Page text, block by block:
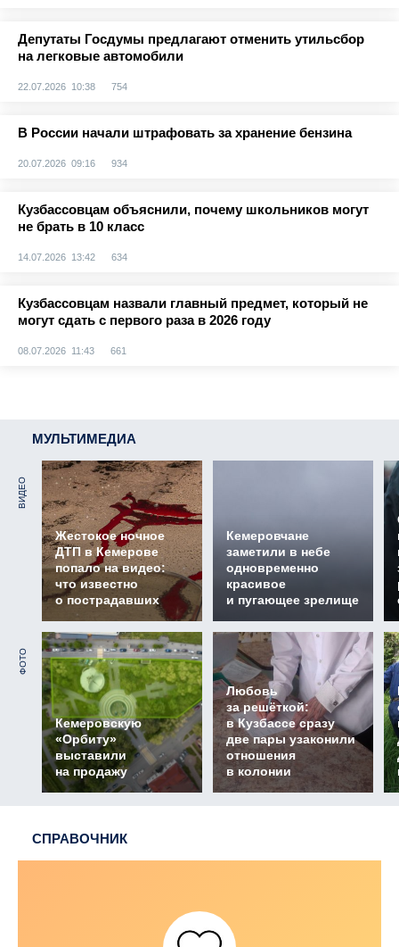
Депутаты Госдумы предлагают отменить утильсбор
на легковые автомобили
22.07.2026 10:38 754
В России начали штрафовать за хранение бензина
20.07.2026 09:16 934
Кузбассовцам объяснили, почему школьников могут
не брать в 10 класс
14.07.2026 13:42 634
Кузбассовцам назвали главный предмет, который не
могут сдать с первого раза в 2026 году
08.07.2026 11:43 661
МУЛЬТИМЕДИА
ВИДЕО
Жестокое ночное
ДТП в Кемерове
попало на видео:
что известно
о пострадавших
Кемеровчане
заметили в небе
одновременно
красивое
и пугающее зрелище
ФОТО
Кемеровскую
«Орбиту»
выставили
на продажу
Любовь
за решёткой:
в Кузбассе сразу
две пары узаконили
отношения
в колонии
СПРАВОЧНИК